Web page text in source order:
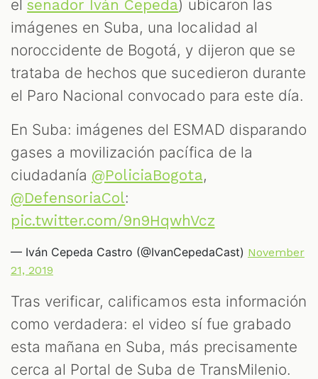
elsenador Iván Cepeda) ubicaron las
imágenes en Suba, una localidad al
noroccidente de Bogotá, y dijeron que se
trataba de hechos que sucedieron durante
el Paro Nacional convocado para este día.
En Suba: imágenes del ESMAD disparando
gases a movilización pacífica de la
ciudadanía @PoliciaBogota,
@DefensoriaCol:
pic.twitter.com/9n9HqwhVcz
— Iván Cepeda Castro (@IvanCepedaCast) November
21, 2019
Tras verificar, calificamos esta información
como verdadera: el video sí fue grabado
esta mañana en Suba, más precisamente
cerca al Portal de Suba de TransMilenio.